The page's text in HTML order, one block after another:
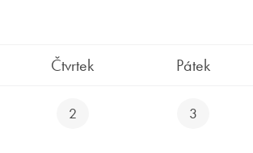
Čtvrtek Pátek
2 3